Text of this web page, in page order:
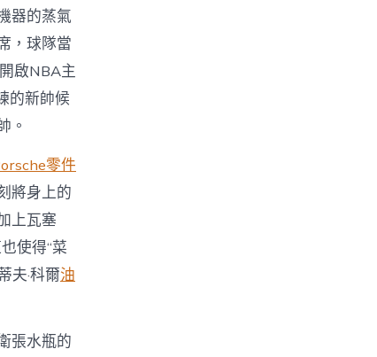
器的蒸氣
，球隊當
啟NBA主
的新帥候
。
零件
將身上的
上瓦塞
使得“菜
夫·科爾油
張水瓶的